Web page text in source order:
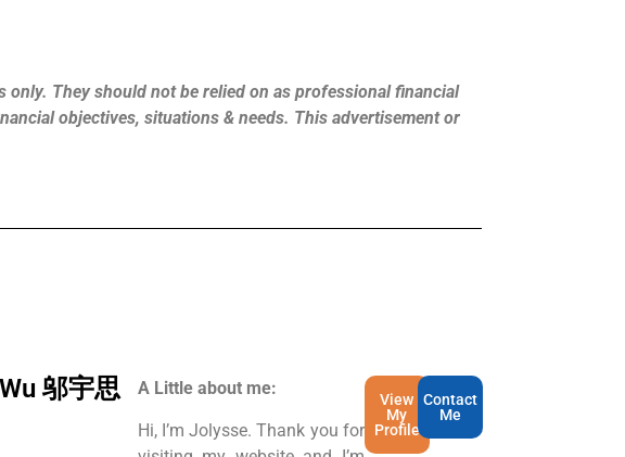
They should not be relied on as professional financial
objectives, situations & needs. This advertisement or
邬宇思 A Little about me:
Hi, I’m Jolysse. Thank you for
View
My
Profile
Contact
Me